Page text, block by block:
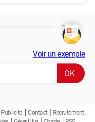
Voir un exemple
Publicité Contact
Recrutement